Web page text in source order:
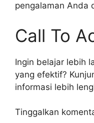
pengalaman Anda
Call To
Ingin belajar lebih
yang efektif?
informasi lebih
Tinggalkan